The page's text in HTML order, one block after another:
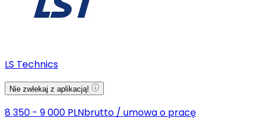
LS Technics
Nie zwlekaj z aplikacją!
8 350 - 9 000 PLNbrutto / umowa o pracę